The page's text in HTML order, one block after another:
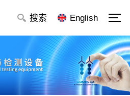
搜索 English